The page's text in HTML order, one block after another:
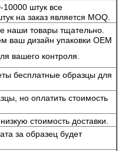
штук все
на заказ является MOQ.
наши товары тщательно.
ваш дизайн упаковки OEM
вашего контроля.
бесплатные образцы для
но оплатить стоимость
стоимость доставки.
за образец будет